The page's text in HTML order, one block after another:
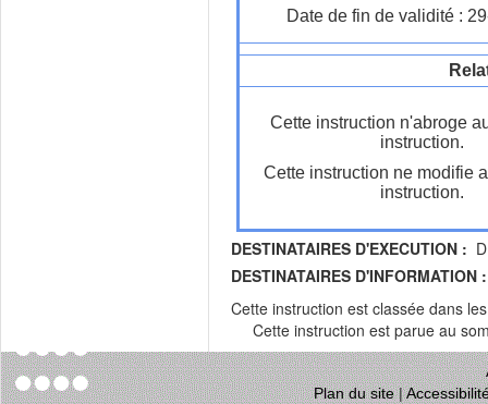
Date de fin de validité :
Cette instruction n'abroge
instruction.
Cette instruction ne modifie
instruction.
DESTINATAIRES D'EXECUTION :
DESTINATAIRES D'INFORMATION :
Cette instruction est classée dans
Cette instruction est parue au
Plan du site|